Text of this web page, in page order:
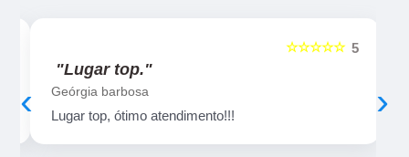
5
☆☆☆☆☆
"Lugar top."
Geórgia barbosa
Lugar top, ótimo atendimento!!!
‹ ›